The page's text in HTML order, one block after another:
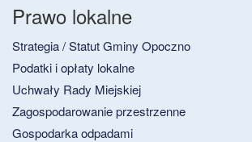
Prawo lokalne
Strategia / Statut Gminy Opoczno
Podatki i opłaty lokalne
Uchwały Rady Miejskiej
Zagospodarowanie przestrzenne
Gospodarka odpadami